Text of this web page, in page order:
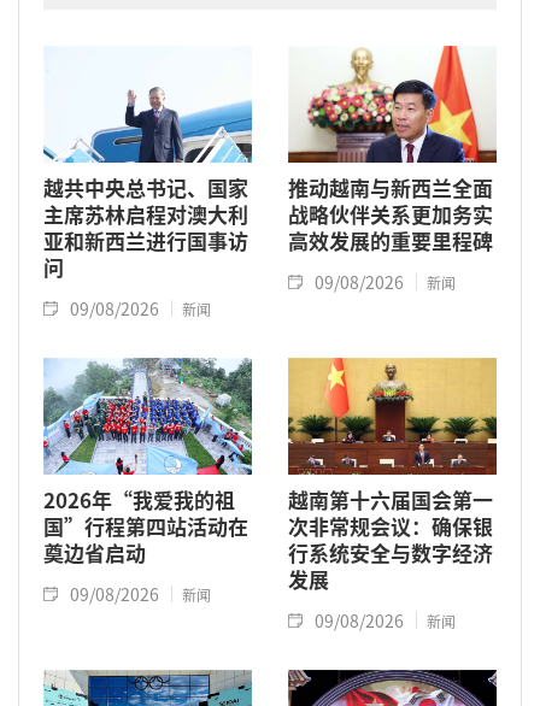
越共中央总书记、国家
主席苏林启程对澳大利
亚和新西兰进行国事访
问
09/08/2026 新闻
推动越南与新西兰全面
战略伙伴关系更加务实
高效发展的重要里程碑
09/08/2026 新闻
2026年“我爱我的祖
国”行程第四站活动在
奠边省启动
09/08/2026 新闻
越南第十六届国会第一
次非常规会议：确保银
行系统安全与数字经济
发展
09/08/2026 新闻